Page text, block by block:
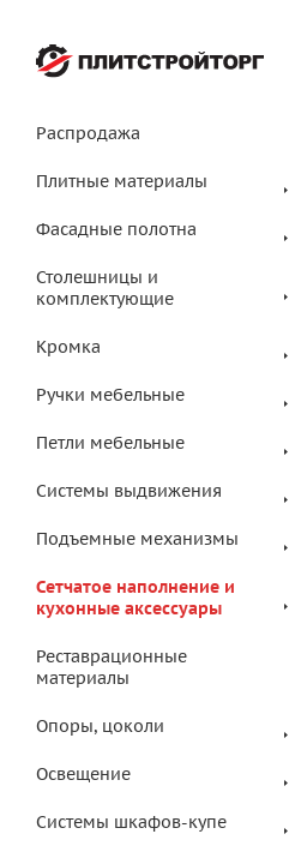
Распродажа
Плитные материалы
Фасадные полотна
Столешницы и
комплектующие
Кромка
Ручки мебельные
Петли мебельные
Системы выдвижения
Подъемные механизмы
Сетчатое наполнение и
кухонные аксессуары
Реставрационные
материалы
Опоры, цоколи
Освещение
Системы шкафов-купе